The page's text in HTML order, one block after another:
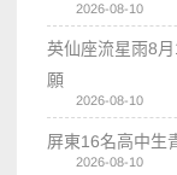
2026-08-10
英仙座流星雨8
願
2026-08-10
屏東16名高中生
2026-08-10